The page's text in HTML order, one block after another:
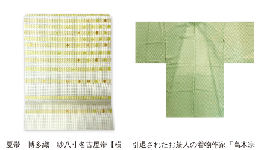
夏帯 博多織 紗八寸名古屋帯【横
引退されたお茶人の着物作家「高木宗